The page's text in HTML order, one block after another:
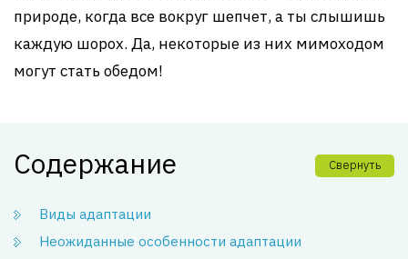
природе, когда все вокруг шепчет, а ты слышишь
каждую шорох. Да, некоторые из них мимоходом
могут стать обедом!
Содержание Свернуть
Виды адаптации
Неожиданные особенности адаптации